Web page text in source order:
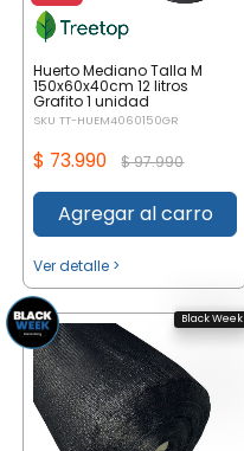
Huerto Mediano Talla M
150x60x40cm 12 litros
Grafito 1 unidad
SKU TT-HUEM4060150GR
$ 73.990$ 97.990
Agregar al carro
Ver detalle >
Black Week